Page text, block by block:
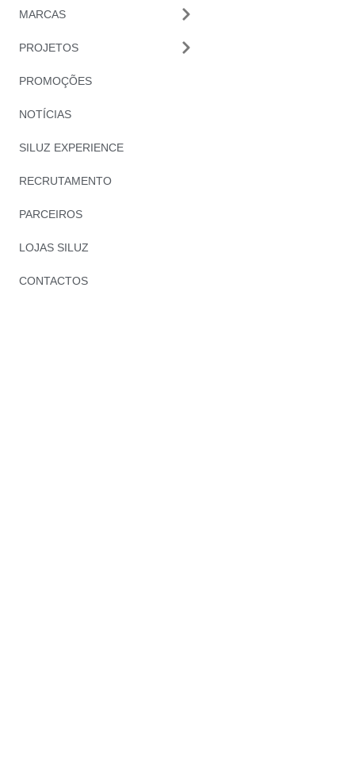
MARCAS
PROJETOS
PROMOÇÕES
NOTÍCIAS
SILUZ EXPERIENCE
RECRUTAMENTO
PARCEIROS
LOJAS SILUZ
CONTACTOS